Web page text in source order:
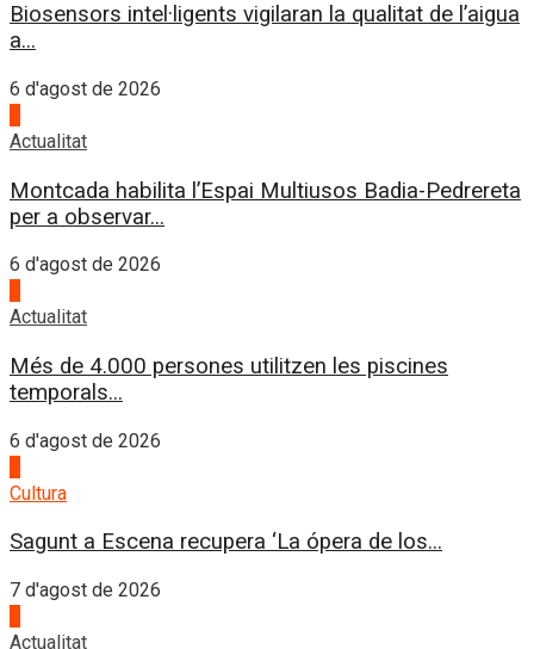
Biosensors intel·ligents vigilaran la qualitat de l’aigua
a...
6 d'agost de 2026
Actualitat
Montcada habilita l’Espai Multiusos Badia-Pedrereta
per a observar...
6 d'agost de 2026
Actualitat
Més de 4.000 persones utilitzen les piscines
temporals...
6 d'agost de 2026
Cultura
Sagunt a Escena recupera ‘La ópera de los...
7 d'agost de 2026
Actualitat